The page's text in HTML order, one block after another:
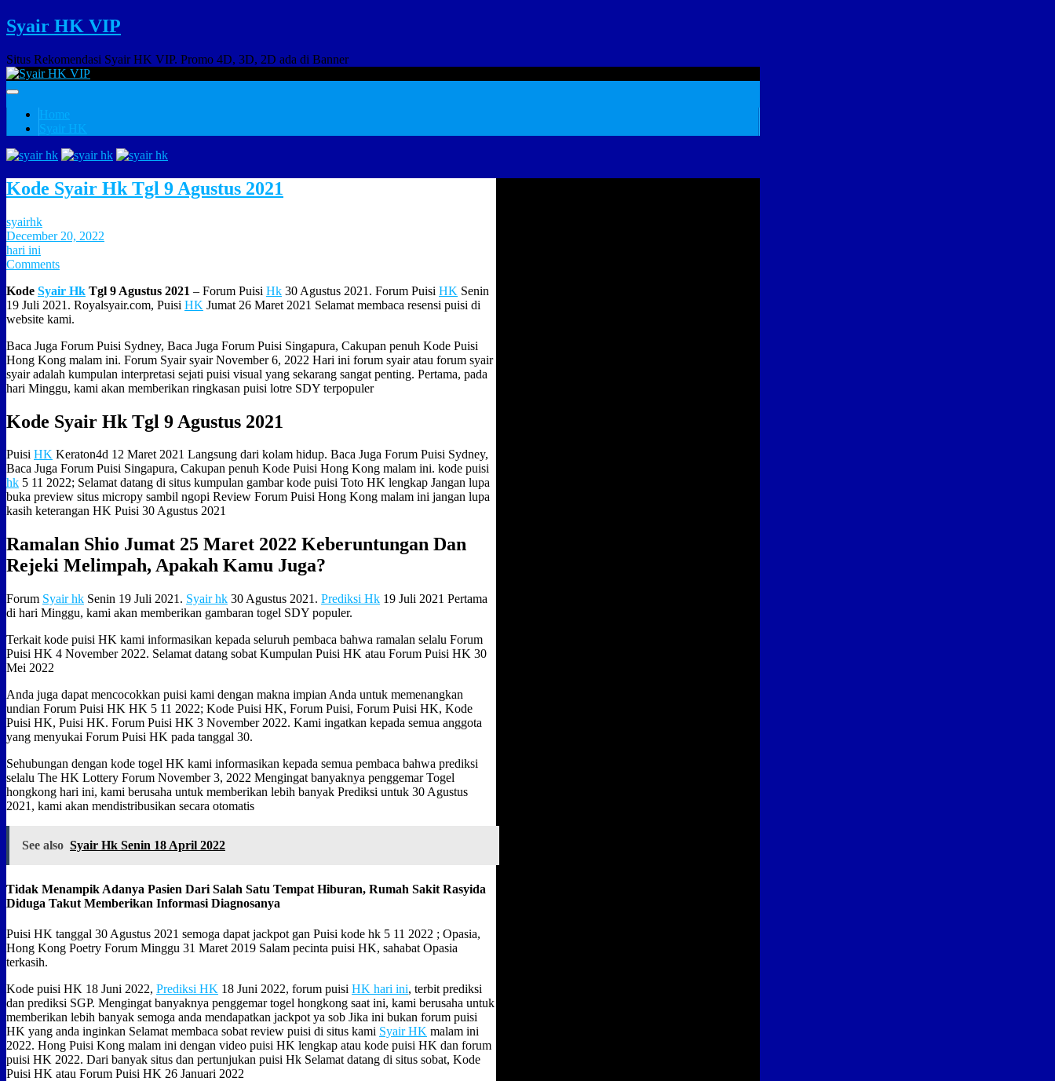
Syair HK VIP
Situs Rekomendasi Syair HK VIP. Promo 4D, 3D, 2D ada di Banner
Home
Syair HK
Kode Syair Hk Tgl 9 Agustus 2021
syairhk
December 20, 2022
hari ini
Comments
Kode Syair Hk Tgl 9 Agustus 2021 – Forum Puisi Hk 30 Agustus 2021. Forum Puisi HK Senin
19 Juli 2021. Royalsyair.com, Puisi HK Jumat 26 Maret 2021 Selamat membaca resensi puisi di
website kami.
Baca Juga Forum Puisi Sydney, Baca Juga Forum Puisi Singapura, Cakupan penuh Kode Puisi
Hong Kong malam ini. Forum Syair syair November 6, 2022 Hari ini forum syair atau forum syair
syair adalah kumpulan interpretasi sejati puisi visual yang sekarang sangat penting. Pertama, pada
hari Minggu, kami akan memberikan ringkasan puisi lotre SDY terpopuler
Kode Syair Hk Tgl 9 Agustus 2021
Puisi HK Keraton4d 12 Maret 2021 Langsung dari kolam hidup. Baca Juga Forum Puisi Sydney,
Baca Juga Forum Puisi Singapura, Cakupan penuh Kode Puisi Hong Kong malam ini. kode puisi
hk 5 11 2022; Selamat datang di situs kumpulan gambar kode puisi Toto HK lengkap Jangan lupa
buka preview situs micropy sambil ngopi Review Forum Puisi Hong Kong malam ini jangan lupa
kasih keterangan HK Puisi 30 Agustus 2021
Ramalan Shio Jumat 25 Maret 2022 Keberuntungan Dan
Rejeki Melimpah, Apakah Kamu Juga?
Forum Syair hk Senin 19 Juli 2021. Syair hk 30 Agustus 2021. Prediksi Hk 19 Juli 2021 Pertama
di hari Minggu, kami akan memberikan gambaran togel SDY populer.
Terkait kode puisi HK kami informasikan kepada seluruh pembaca bahwa ramalan selalu Forum
Puisi HK 4 November 2022. Selamat datang sobat Kumpulan Puisi HK atau Forum Puisi HK 30
Mei 2022
Anda juga dapat mencocokkan puisi kami dengan makna impian Anda untuk memenangkan
undian Forum Puisi HK HK 5 11 2022; Kode Puisi HK, Forum Puisi, Forum Puisi HK, Kode
Puisi HK, Puisi HK. Forum Puisi HK 3 November 2022. Kami ingatkan kepada semua anggota
yang menyukai Forum Puisi HK pada tanggal 30.
Sehubungan dengan kode togel HK kami informasikan kepada semua pembaca bahwa prediksi
selalu The HK Lottery Forum November 3, 2022 Mengingat banyaknya penggemar Togel
hongkong hari ini, kami berusaha untuk memberikan lebih banyak Prediksi untuk 30 Agustus
2021, kami akan mendistribusikan secara otomatis
See also Syair Hk Senin 18 April 2022
Tidak Menampik Adanya Pasien Dari Salah Satu Tempat Hiburan, Rumah Sakit Rasyida
Diduga Takut Memberikan Informasi Diagnosanya
Puisi HK tanggal 30 Agustus 2021 semoga dapat jackpot gan Puisi kode hk 5 11 2022 ; Opasia,
Hong Kong Poetry Forum Minggu 31 Maret 2019 Salam pecinta puisi HK, sahabat Opasia
terkasih.
Kode puisi HK 18 Juni 2022, Prediksi HK 18 Juni 2022, forum puisi HK hari ini, terbit prediksi
dan prediksi SGP. Mengingat banyaknya penggemar togel hongkong saat ini, kami berusaha untuk
memberikan lebih banyak semoga anda mendapatkan jackpot ya sob Jika ini bukan forum puisi
HK yang anda inginkan Selamat membaca sobat review puisi di situs kami Syair HK malam ini
2022. Hong Puisi Kong malam ini dengan video puisi HK lengkap atau kode puisi HK dan forum
puisi HK 2022. Dari banyak situs dan pertunjukan puisi Hk Selamat datang di situs sobat, Kode
Puisi HK atau Forum Puisi HK 26 Januari 2022